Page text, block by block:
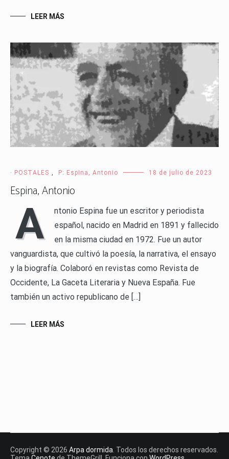
LEER MÁS
· POSTALES P: Espina, Antonio 18 de julio de 2023
Espina, Antonio
A
ntonio Espina fue un escritor y periodista
español, nacido en Madrid en 1891 y fallecido
en la misma ciudad en 1972. Fue un autor
vanguardista, que cultivó la poesía, la narrativa, el ensayo
y la biografía. Colaboró en revistas como Revista de
Occidente, La Gaceta Literaria y Nueva España. Fue
también un activo republicano de […]
LEER MÁS
Copyright © 2026 Arpa dormida . Todos los derechos reservados.